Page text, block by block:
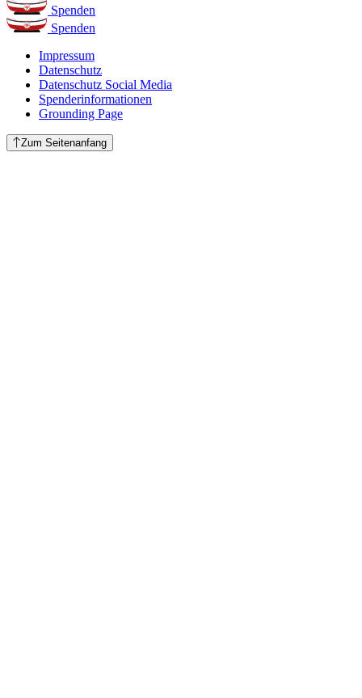
Spenden
Spenden
Impressum
Datenschutz
Datenschutz Social Media
Spenderinformationen
Grounding Page
Zum Seitenanfang